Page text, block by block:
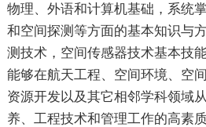
物理、外语和计算机基础，系统
和空间探测等方面的基本知识与
测技术，空间传感器技术基本技
能够在航天工程、空间环境、空
资源开发以及其它相邻学科领域
养、工程技术和管理工作的高素